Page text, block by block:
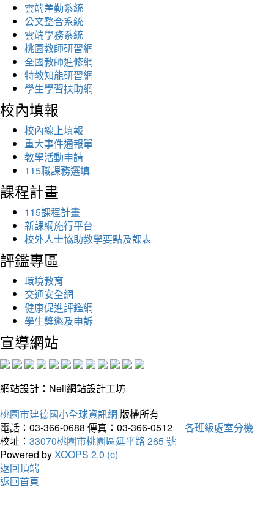
雲端差勤系統
公文整合系統
雲端學務系統
桃園教師研習網
全國教師進修網
特教知能研習網
學生學習扶助網
校內填報
校內線上填報
重大事件通報單
教學活動申請
115職課務選填
課程計畫
115課程計畫
新課綱施行平台
校外人士協助教學要點及課表
評鑑專區
環境教育
交通安全網
健康促進評鑑網
學生獎懲及申訴
宣導網站
網站設計：Neil網站設計工坊
桃園市建德國小全球資訊網 版權所有
電話：03-366-0688 傳真：03-366-0512
各班級處室分機
校址： 33070桃園市桃園區延平路 265 號
Powered byXOOPS 2.0 (c)
返回頂端
返回首頁